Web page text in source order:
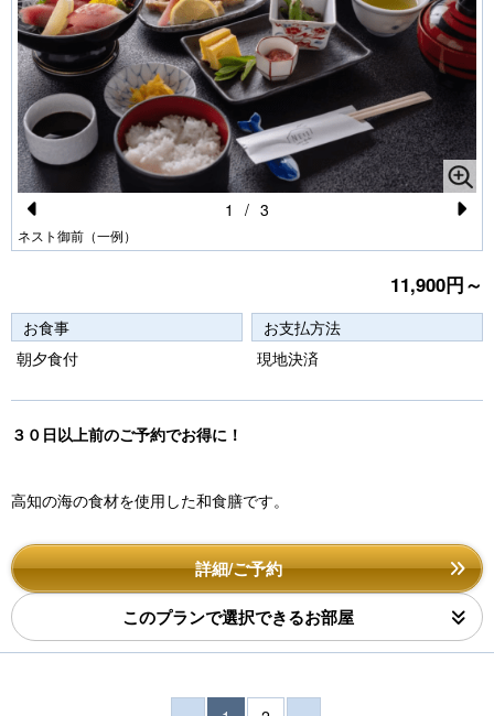
Pr
o
u
s
ネスト御前（一例）
e
xt
1 / 3
11,900円～
お食事
朝夕食付
お支払方法
現地決済
３０日以上前のご予約でお得に！
高知の海の食材を使用した和食膳です。
詳細/ご予約
このプランで選択できるお部屋